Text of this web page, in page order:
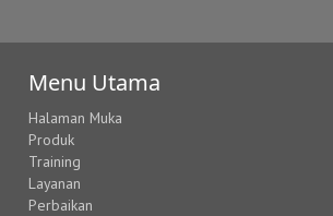
Menu Utama
Halaman Muka
Produk
Training
Layanan
Perbaikan